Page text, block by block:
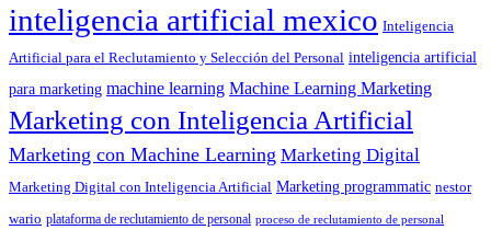
inteligencia artificial mexico Inteligencia
Artificial para el Reclutamiento y Selección del Personal inteligencia artificial
para marketing machine learning Machine Learning Marketing
Marketing con Inteligencia Artificial
Marketing con Machine Learning Marketing Digital
Marketing Digital con Inteligencia Artificial Marketing programmatic nestor
wario plataforma de reclutamiento de personal proceso de reclutamiento de personal